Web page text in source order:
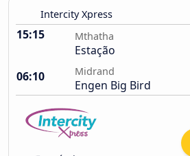
Intercity Xpress
15:15 Mthatha
Estação
06:10
Midrand
Engen Big Bird